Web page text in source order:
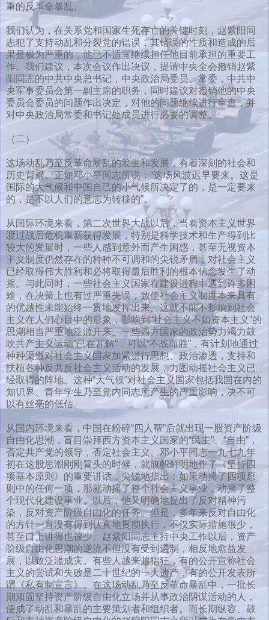
重的反革命暴乱。
我们认为，在关系党和国家生死存亡的关键时刻，赵紫阳同
志犯了支持动乱和分裂党的错误，其错误的性质和造成的后
果是极为严重的，他已不适宜继续担任他目前承担的重要工
作。我们建议，本次会议作出决议，提请中央全会撤销赵紫
阳同志的中共中央总书记，中央政治局委员、常委，中共中
央军事委员会第一副主席的职务，同时建议对撤销他的中央
委员会委员的问题作出决定，对他的问题继续进行审查，并
对中央政治局常委和书记处成员进行必要的调整。
（二）
这场动乱乃至反革命暴乱的发生和发展，有着深刻的社会和
历史背景。正如邓小平同志所说：“这场风波迟早要来。这是
国际的大气候和中国自己的小气候所决定了的，是一定要来
的，是不以人们的意志为转移的”。
从国际环境来看，第二次世界大战以后，当着资本主义世界
渡过战后危机重新获得发展，特别是科学技术和生产得到比
较大的发展时，一些人感到意外而产生困惑，甚至无视资本
主义制度仍然存在的种种不可调和的尖锐矛盾，对社会主义
已经取得伟大胜利和必将取得最后胜利的根本信念发生了动
摇。与此同时，一些社会主义国家在建设进程中遇到许多困
难，在决策上也有过严重失误，致使社会主义制度本来具有
的优越性未能始终一贯地发挥出来。这就不能不影响到社会
主义在人们心目中的形象，影响到“社会主义不如资本主义”的
思潮相当严重地泛滥开来。一些西方国家的政治势力竭力鼓
吹共产主义运动“已在瓦解”，可以“不战而胜”，有计划地通过
种种渠道对社会主义国家加紧进行思想、政治渗透，支持和
扶植各种反共反社会主义活动的发展，力图动摇社会主义已
经取得的阵地。这种“大气候”对社会主义国家包括我国在内的
知识界、青年学生乃至党内同志所产生的严重影响，决不可
以有丝毫的低估。
从国内环境来看，中国在粉碎“四人帮”后就出现一股资产阶级
自由化思潮，盲目崇拜西方资本主义国家的“民主”、“自由”，
否定共产党的领导，否定社会主义。邓小平同志一九七九年
初在这股思潮刚刚冒头的时候，就旗帜鲜明地作了《坚持四
项基本原则》的重要讲话，尖锐地指出：如果动摇了四项原
则中的任何一项，那就动摇了整个社会主义事业，动摇了整
个现代化建设事业。以后，他又明确地提出了反对精神污
染，反对资产阶级自由化的任务。但是，多年来反对自由化
的方针一直没有得到认真地贯彻执行，不仅实际措施很少，
甚至口上讲得也很少。赵紫阳同志主持中央工作以后，资产
阶级自由化思潮的逆流不但没有受到遏制，相反地愈益发
展，以致泛滥成灾。有些人越来越猖狂，有的公开宣称社会
主义的尝试和失败是二十世纪的一大遗产，有的公开发表所
谓《私有制宣言》。在这场动乱乃至反革命暴乱中，一批长
期顽固坚持资产阶级自由化立场并从事政治阴谋活动的人，
便成了动乱和暴乱的主要策划者和组织者。而长期纵容、鼓